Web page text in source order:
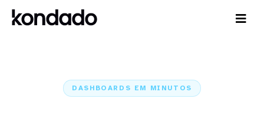
DASHBOARDS EM MINUTOS